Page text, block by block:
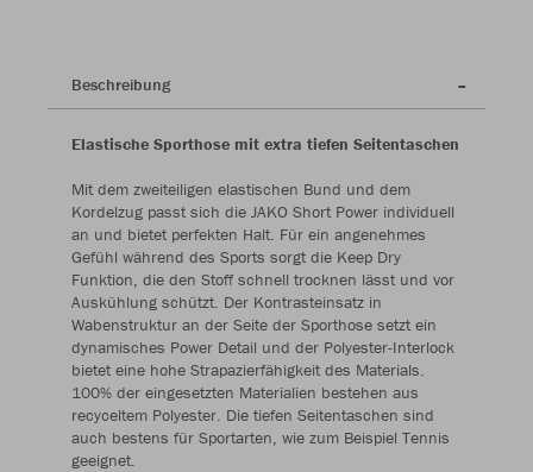
Beschreibung
Elastische Sporthose mit extra tiefen Seitentaschen
Mit dem zweiteiligen elastischen Bund und dem
Kordelzug passt sich die JAKO Short Power individuell
an und bietet perfekten Halt. Für ein angenehmes
Gefühl während des Sports sorgt die Keep Dry
Funktion, die den Stoff schnell trocknen lässt und vor
Auskühlung schützt. Der Kontrasteinsatz in
Wabenstruktur an der Seite der Sporthose setzt ein
dynamisches Power Detail und der Polyester-Interlock
bietet eine hohe Strapazierfähigkeit des Materials.
100% der eingesetzten Materialien bestehen aus
recyceltem Polyester. Die tiefen Seitentaschen sind
auch bestens für Sportarten, wie zum Beispiel Tennis
geeignet.